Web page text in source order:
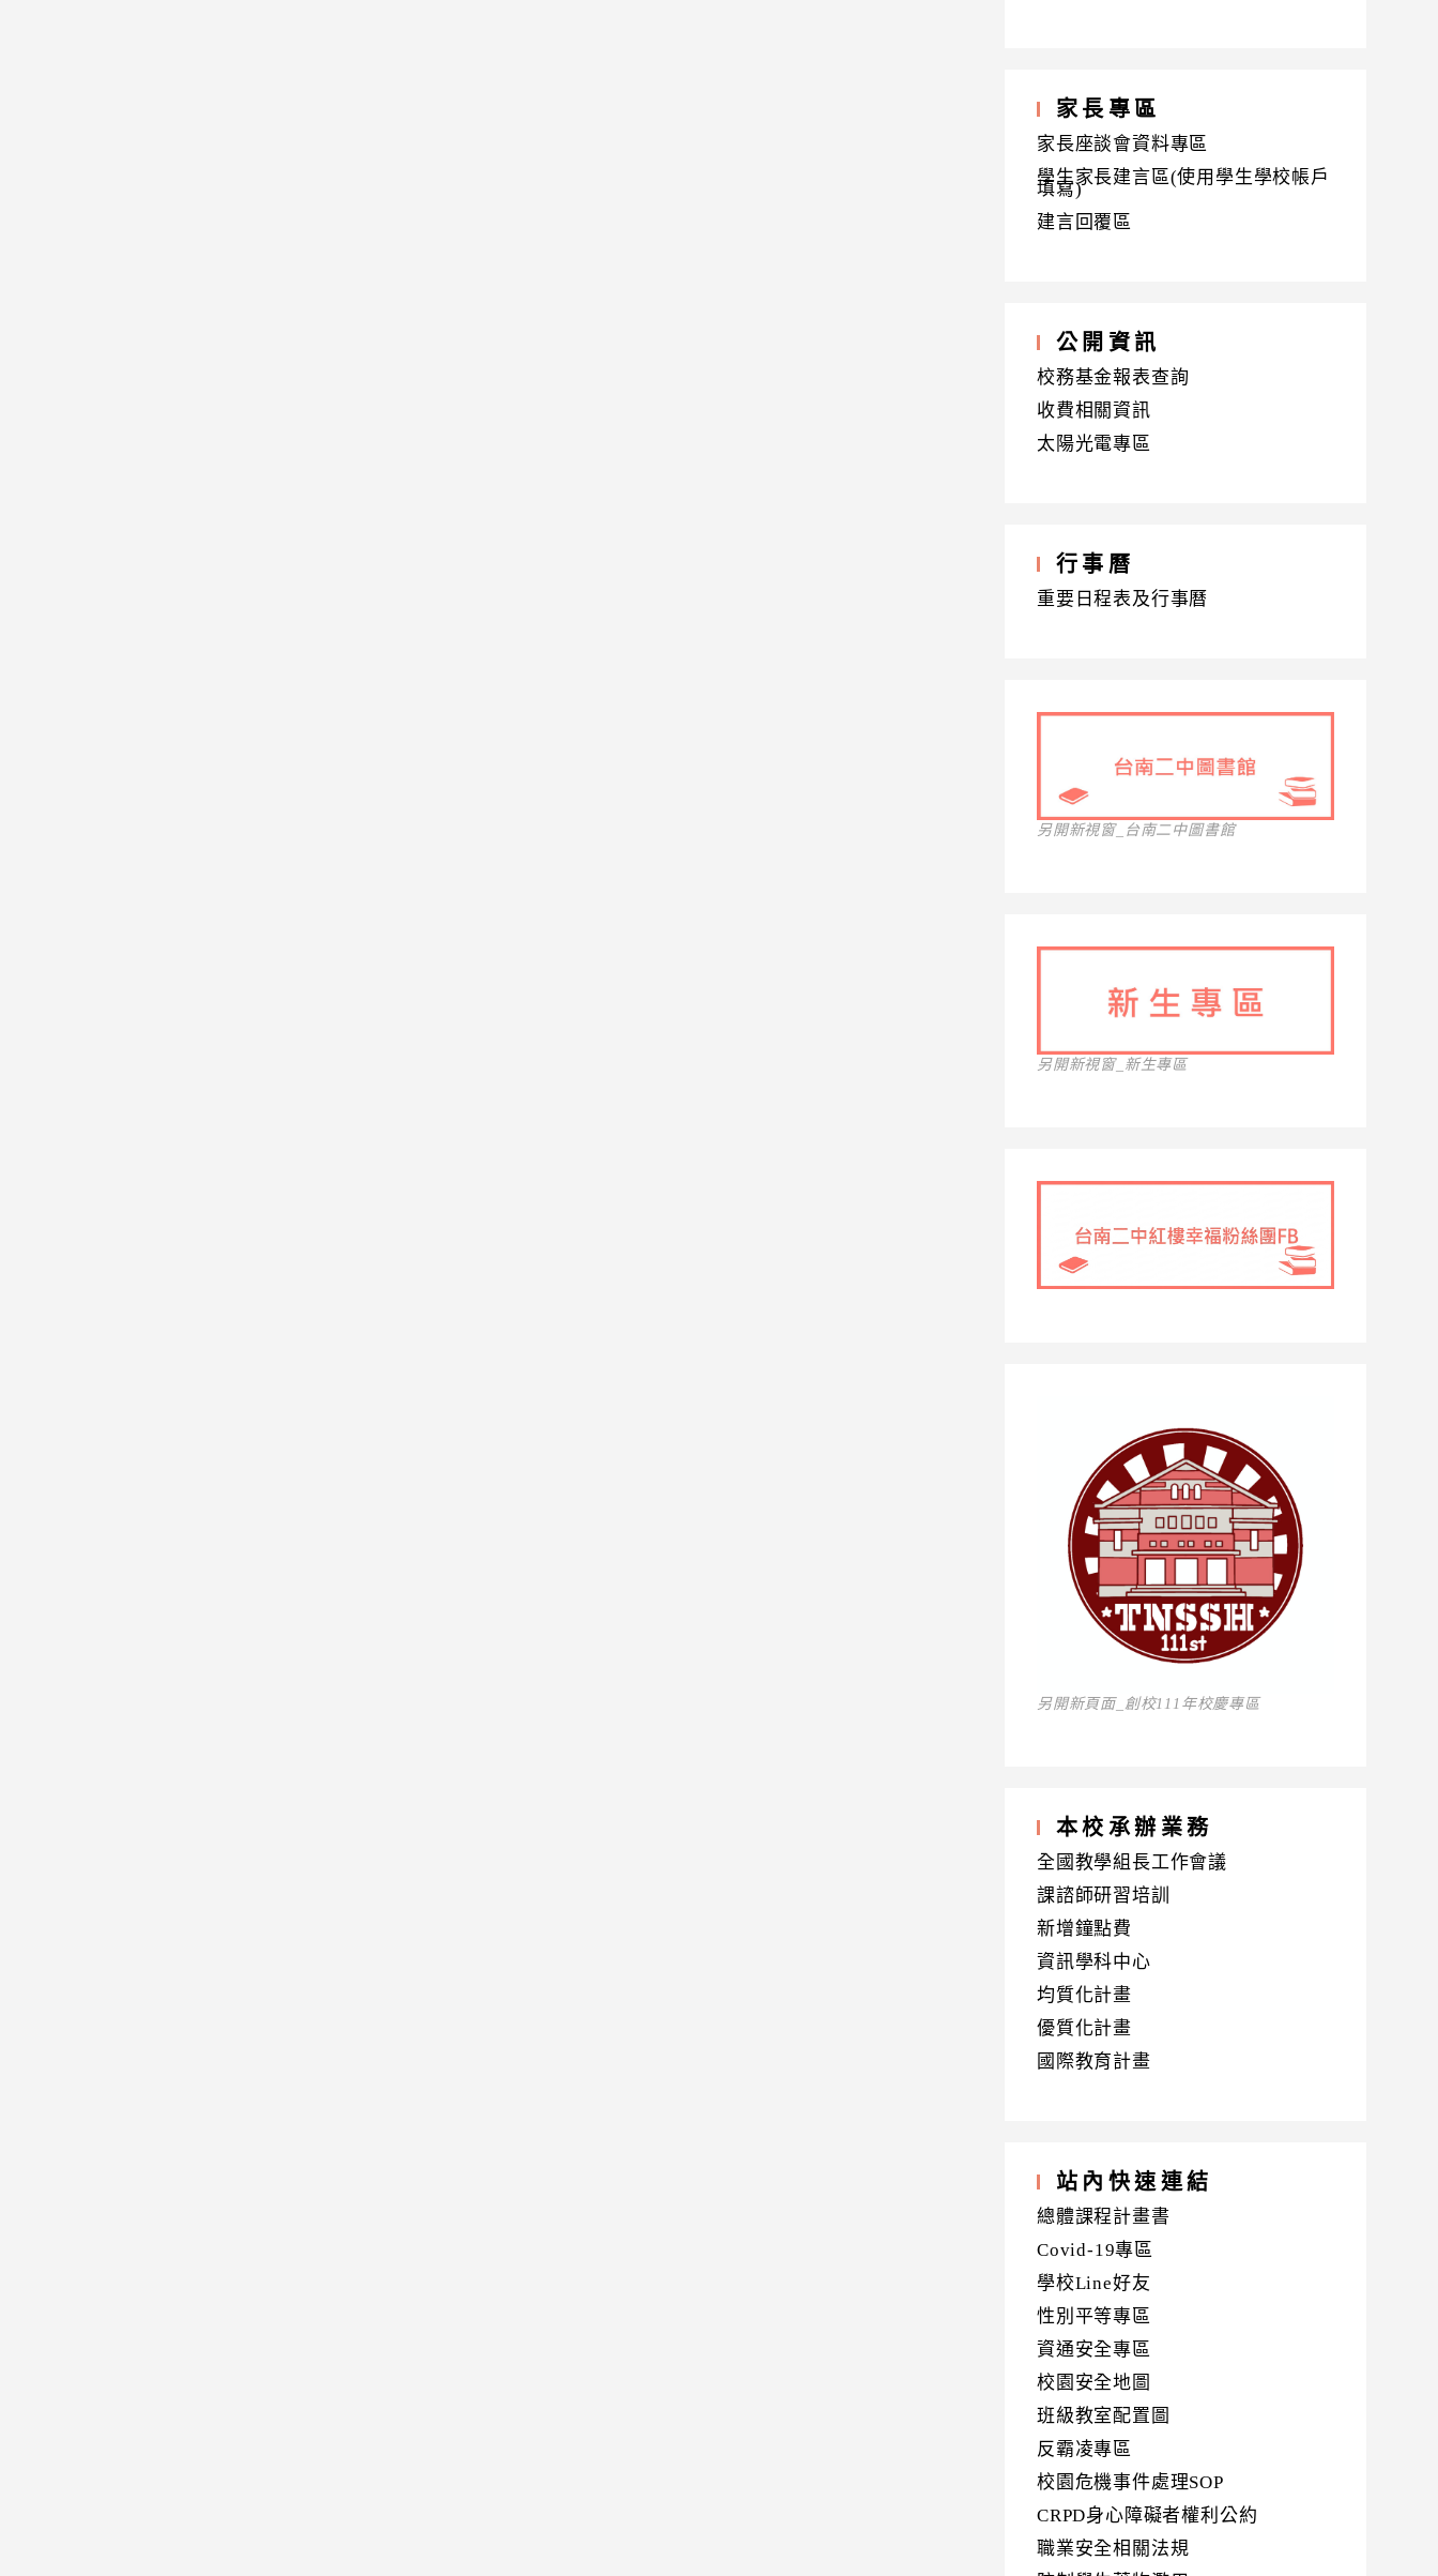
家長專區
家長座談會資料專區
學生家長建言區(使用學生學校帳戶
填寫)
建言回覆區
公開資訊
校務基金報表查詢
收費相關資訊
太陽光電專區
行事曆
重要日程表及行事曆
另開新視窗_台南二中圖書館
另開新視窗_新生專區
另開新頁面_創校111年校慶專區
本校承辦業務
全國教學組長工作會議
課諮師研習培訓
新增鐘點費
資訊學科中心
均質化計畫
優質化計畫
國際教育計畫
站內快速連結
總體課程計畫書
Covid-19專區
學校Line好友
性別平等專區
資通安全專區
校園安全地圖
班級教室配置圖
反霸凌專區
校園危機事件處理SOP
CRPD身心障礙者權利公約
職業安全相關法規